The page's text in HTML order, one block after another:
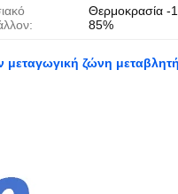
Θερμοκρασία -
85%
μεταγωγική ζώνη